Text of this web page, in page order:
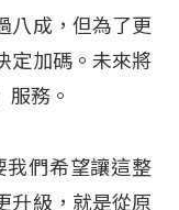
八成，但為了更
定加碼。未來將
服務。
我們希望讓這整
升級，就是從原